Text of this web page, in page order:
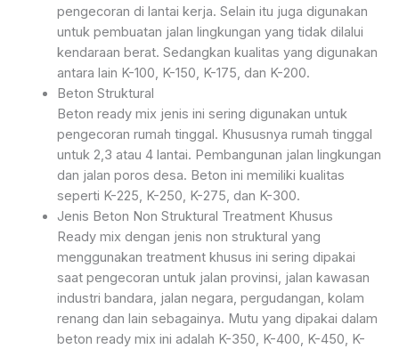
pengecoran di lantai kerja. Selain itu juga digunakan
untuk pembuatan jalan lingkungan yang tidak dilalui
kendaraan berat. Sedangkan kualitas yang digunakan
antara lain K-100, K-150, K-175, dan K-200.
Beton Struktural
Beton ready mix jenis ini sering digunakan untuk
pengecoran rumah tinggal. Khususnya rumah tinggal
untuk 2,3 atau 4 lantai. Pembangunan jalan lingkungan
dan jalan poros desa. Beton ini memiliki kualitas
seperti K-225, K-250, K-275, dan K-300.
Jenis Beton Non Struktural Treatment Khusus
Ready mix dengan jenis non struktural yang
menggunakan treatment khusus ini sering dipakai
saat pengecoran untuk jalan provinsi, jalan kawasan
industri bandara, jalan negara, pergudangan, kolam
renang dan lain sebagainya. Mutu yang dipakai dalam
beton ready mix ini adalah K-350, K-400, K-450, K-